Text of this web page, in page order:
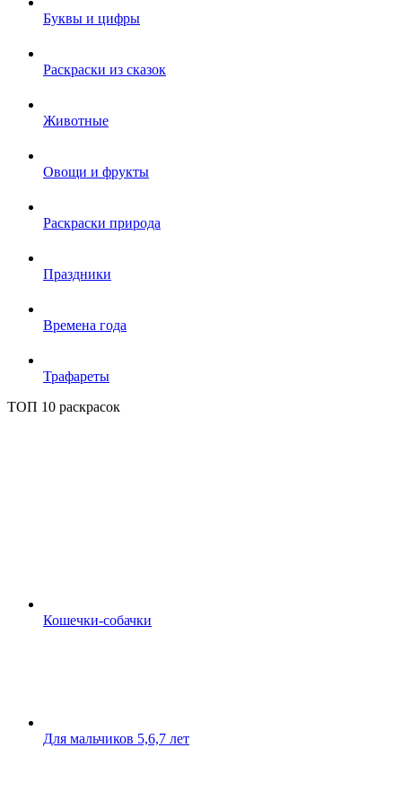
Буквы и цифры
Раскраски из сказок
Животные
Овощи и фрукты
Раскраски природа
Праздники
Времена года
Трафареты
ТОП 10 раскрасок
Кошечки-собачки
Для мальчиков 5,6,7 лет